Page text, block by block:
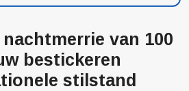
van 100
bestickeren
stilstand